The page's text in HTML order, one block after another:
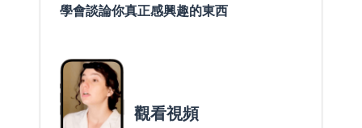
學會談論你真正感興趣的東西
觀看視頻